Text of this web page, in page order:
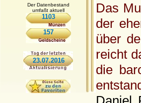
Der Datenbestand
umfaßt aktuell
1103
157
23.07.2016
Das
der
über
reicht
die